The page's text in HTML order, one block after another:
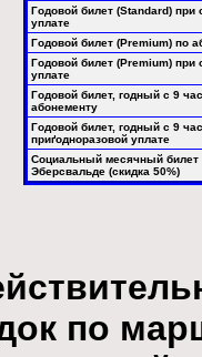
Годовой билет (Standard) при
уплате
Годовой билет (Premium) по
Годовой билет (Premium) при
уплате
Годовой билет, годный с 9
абонементу
Годовой билет, годный с 9
приґодноразовой уплате
Социальный месячный билет
Эберсвальде (скидка 50%)
по